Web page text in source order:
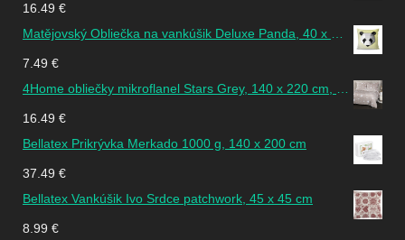
16.49 €
Matějovský Obliečka na vankúšik Deluxe Panda, 40 x 40 cm
7.49 €
4Home obliečky mikroflanel Stars Grey, 140 x 220 cm, 70 x 90 cm
16.49 €
Bellatex Prikrývka Merkado 1000 g, 140 x 200 cm
37.49 €
Bellatex Vankúšik Ivo Srdce patchwork, 45 x 45 cm
8.99 €